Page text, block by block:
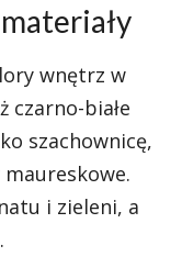
wnętrz w
czarno-białe
szachownicę,
i zieleni, a